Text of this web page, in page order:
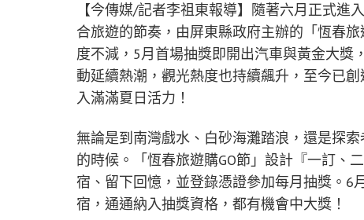
【今傳媒/記者李祖東報導】隨著六月正式
合旅遊的節奏，由屏東縣政府主辦的「恆春
度不減，5月首場抽獎即開出汽車與黃金大獎
動延續熱潮，觀光熱度也持續飆升，至今已
入滿滿夏日活力！
無論是到南灣戲水、白砂海灘踏浪，還是探
的時候。「恆春旅遊購GO節」設計『一訂、
宿、留下回憶，並登錄憑證參加每月抽獎。6
宿，通通納入抽獎資格，都有機會中大獎！